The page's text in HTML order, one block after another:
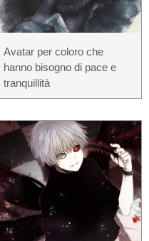
Avatar per coloro che
hanno bisogno di pace e
tranquillità